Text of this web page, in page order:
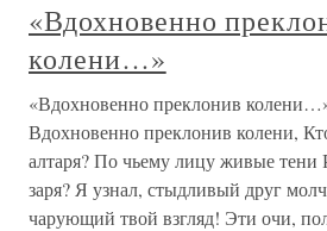
«Вдохновенно
колени…»
«Вдохновенно преклонив
Вдохновенно преклонив колени,
алтаря? По чьему лицу живые тени
заря? Я узнал, стыдливый друг
чарующий твой взгляд! Эти очи,